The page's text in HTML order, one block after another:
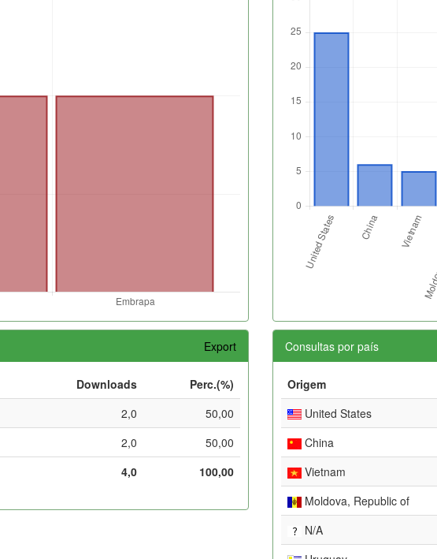
Export
Downloads
Perc.(%)
2,0
50,00
2,0
50,00
4,0
100,00
Consultas por país
Origem
United States
China
Vietnam
Moldova, Republic of
N/A